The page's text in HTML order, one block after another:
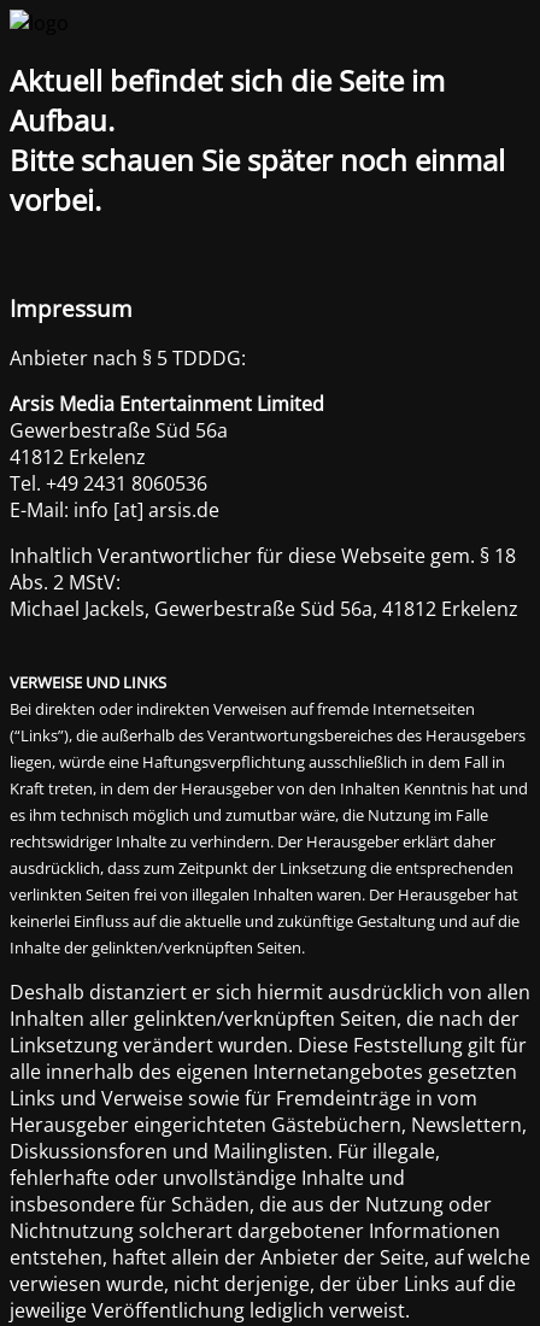
Aktuell befindet sich die Seite im
Aufbau.
Bitte schauen Sie später noch einmal
vorbei.
Impressum
Anbieter nach § 5 TDDDG:
Arsis Media Entertainment Limited
Gewerbestraße Süd 56a
41812 Erkelenz
Tel. +49 2431 8060536
E-Mail: info [at] arsis.de
Inhaltlich Verantwortlicher für diese Webseite gem. § 18
Abs. 2 MStV:
Michael Jackels, Gewerbestraße Süd 56a, 41812 Erkelenz
VERWEISE UND LINKS
Bei direkten oder indirekten Verweisen auf fremde Internetseiten
(“Links”), die außerhalb des Verantwortungsbereiches des Herausgebers
liegen, würde eine Haftungsverpflichtung ausschließlich in dem Fall in
Kraft treten, in dem der Herausgeber von den Inhalten Kenntnis hat und
es ihm technisch möglich und zumutbar wäre, die Nutzung im Falle
rechtswidriger Inhalte zu verhindern. Der Herausgeber erklärt daher
ausdrücklich, dass zum Zeitpunkt der Linksetzung die entsprechenden
verlinkten Seiten frei von illegalen Inhalten waren. Der Herausgeber hat
keinerlei Einfluss auf die aktuelle und zukünftige Gestaltung und auf die
Inhalte der gelinkten/verknüpften Seiten.
Deshalb distanziert er sich hiermit ausdrücklich von allen
Inhalten aller gelinkten/verknüpften Seiten, die nach der
Linksetzung verändert wurden. Diese Feststellung gilt für
alle innerhalb des eigenen Internetangebotes gesetzten
Links und Verweise sowie für Fremdeinträge in vom
Herausgeber eingerichteten Gästebüchern, Newslettern,
Diskussionsforen und Mailinglisten. Für illegale,
fehlerhafte oder unvollständige Inhalte und
insbesondere für Schäden, die aus der Nutzung oder
Nichtnutzung solcherart dargebotener Informationen
entstehen, haftet allein der Anbieter der Seite, auf welche
verwiesen wurde, nicht derjenige, der über Links auf die
jeweilige Veröffentlichung lediglich verweist.